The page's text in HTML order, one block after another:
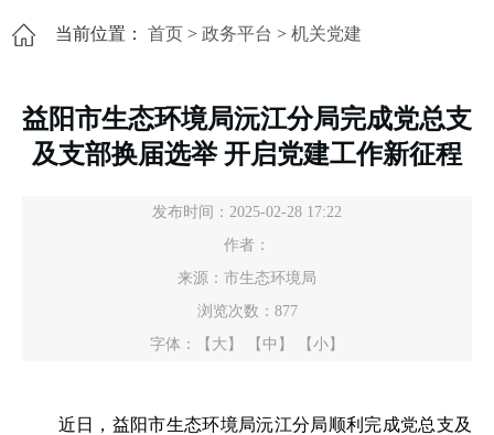
当前位置： 首页 > 政务平台 > 机关党建
益阳市生态环境局沅江分局完成党总支
及支部换届选举 开启党建工作新征程
发布时间：2025-02-28 17:22
作者：
来源：市生态环境局
浏览次数： 877
字体：
【大】 【中】 【小】
近日，益阳市生态环境局沅江分局顺利完成党总支及